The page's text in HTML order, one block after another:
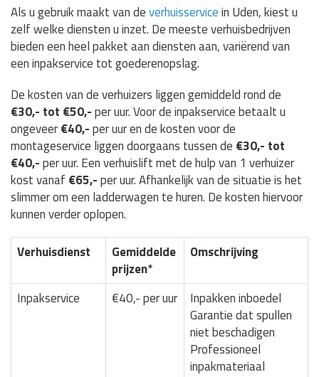
Als u gebruik maakt van deverhuisservicein Uden, kiest u
zelf welke diensten u inzet. De meeste verhuisbedrijven
bieden een heel pakket aan diensten aan, variërend van
een inpakservice tot goederenopslag.
De kosten van de verhuizers liggen gemiddeld rond de
€30,- tot €50,-per uur. Voor de inpakservice betaalt u
ongeveer€40,-per uur en de kosten voor de
montageservice liggen doorgaans tussen de €30,- tot
€40,-per uur. Een verhuislift met de hulp van 1 verhuizer
kost vanaf €65,-per uur. Afhankelijk van de situatie is het
slimmer om een ladderwagen te huren. De kosten hiervoor
kunnen verder oplopen.
Verhuisdienst
Gemiddelde
prijzen*
Omschrijving
Inpakservice €40,- per uur
Inpakken inboedel
Garantie dat spullen
niet beschadigen
Professioneel
inpakmateriaal